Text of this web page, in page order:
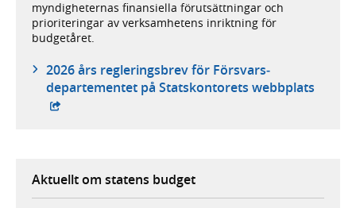
myndigheternas finansiella förutsättningar och
prioriteringar av verksamhetens inriktning för
budgetåret.
2026 års regleringsbrev för Försvars­
departementet på Statskontorets webbplats-
Aktuellt om statens budget